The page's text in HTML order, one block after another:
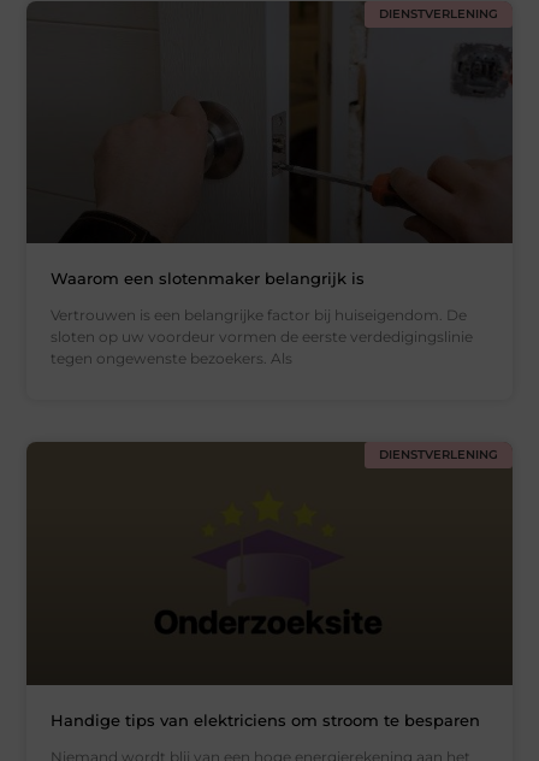
DIENSTVERLENING
Waarom een slotenmaker belangrijk is
Vertrouwen is een belangrijke factor bij huiseigendom. De
sloten op uw voordeur vormen de eerste verdedigingslinie
tegen ongewenste bezoekers. Als
DIENSTVERLENING
Handige tips van elektriciens om stroom te besparen
Niemand wordt blij van een hoge energierekening aan het